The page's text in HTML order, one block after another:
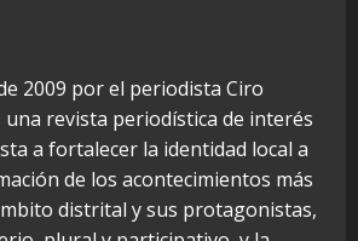
2009 por el periodista Ciro
una revista periodística de interés
a fortalecer la identidad local a
de los acontecimientos más
distrital y sus protagonistas,